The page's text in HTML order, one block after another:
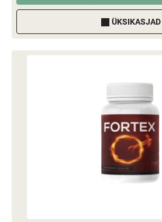
ÜKSIKASJAD